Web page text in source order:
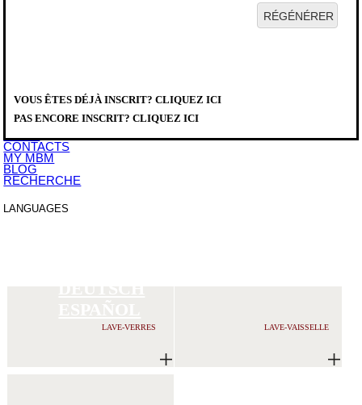
SERVICE
TÉLÉCHARGER
ÉVÉNEMENTS
NEWS
CONTACTS
MY MBM
BLOG
RECHERCHE
LANGUAGES
VOUS ÊTES DÉJÀ INSCRIT? CLIQUEZ ICI
PAS ENCORE INSCRIT? CLIQUEZ ICI
PRODUITS >
DIRECT LINE PLUS
LAVE-VERRES LAVE-VAISSELLE